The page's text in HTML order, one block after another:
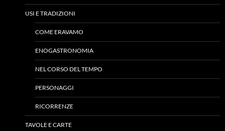
USI E TRADIZIONI
COME ERAVAMO
ENOGASTRONOMIA
NEL CORSO DEL TEMPO
PERSONAGGI
RICORRENZE
TAVOLE E CARTE